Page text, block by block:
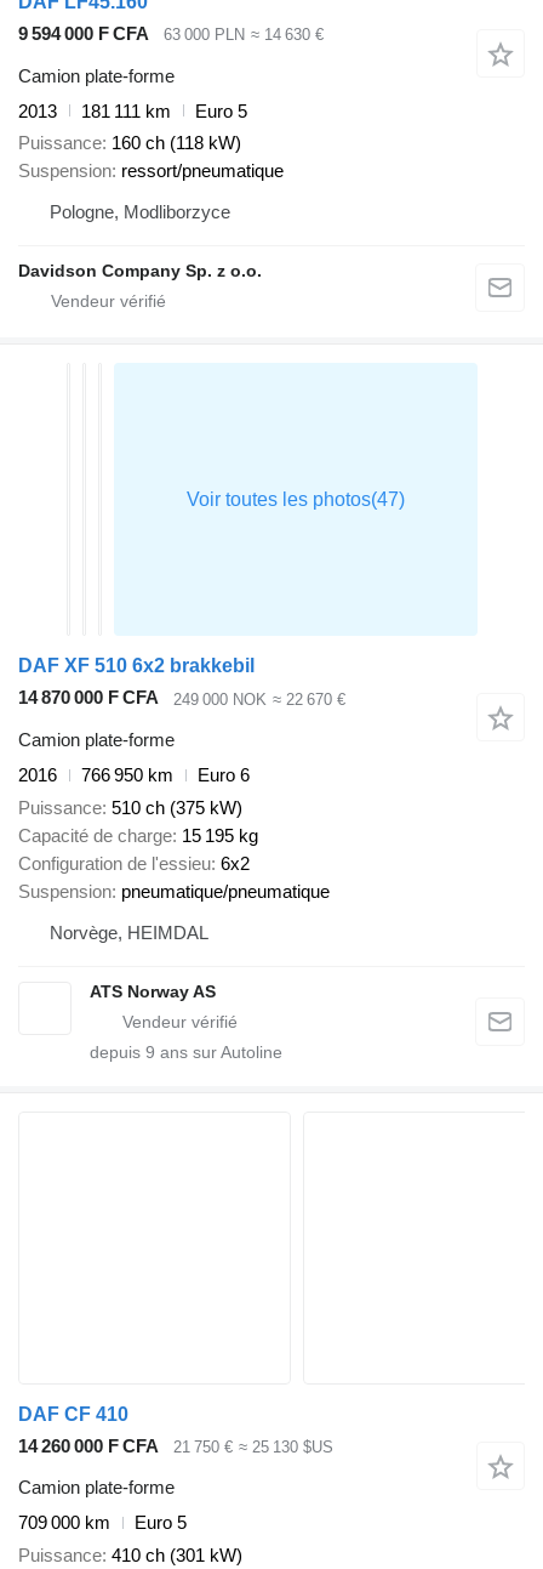
9 594 000 F CFA
63 000 PLN ≈ 14 630 €
Camion plate-forme
2013
181 111 km
Euro 5
Puissance 160 ch (118 kW)
Suspension ressort/pneumatique
Pologne, Modliborzyce
Davidson Company Sp. z o.o.
DAF XF 510 6x2 brakkebil
14 870 000 F CFA
249 000 NOK ≈ 22 670 €
Camion plate-forme
2016
766 950 km
Euro 6
Puissance 510 ch (375 kW)
Capacité de charge 15 195 kg
Configuration de l'essieu 6x2
Suspension pneumatique/pneumatique
Norvège, HEIMDAL
ATS Norway AS
depuis 9 ans sur Autoline
DAF CF 410
14 260 000 F CFA
21 750 € ≈ 25 130 $US
Camion plate-forme
709 000 km
Euro 5
Puissance 410 ch (301 kW)